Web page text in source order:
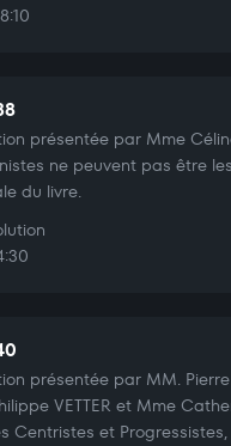
présentée par Mme
ne peuvent pas être
du livre.
présentée par MM.
VETTER et Mme
Centristes et